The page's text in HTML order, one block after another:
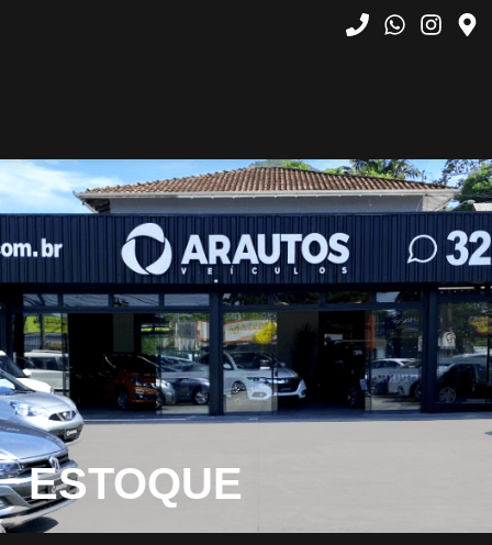
ESTOQUE